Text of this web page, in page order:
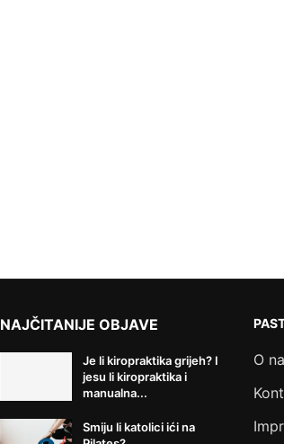
NAJČITANIJE OBJAVE
Je li kiropraktika grijeh? I
jesu li kiropraktika i
manualna...
Smiju li katolici ići na
O